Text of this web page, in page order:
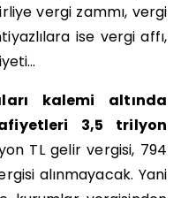
vergi zammı, vergi
ise vergi affı,
kalemi altında
3,5 trilyon
TL gelir vergisi, 794
alınmayacak. Yani